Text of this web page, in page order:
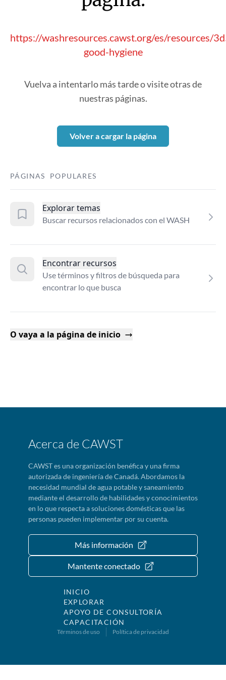
https://washresources.cawst.org/es/resources/
good-hygiene
Vuelva a intentarlo más tarde o visite otras de
nuestras páginas.
Volver a cargar la página
PÁGINAS POPULARES
Explorar temas
Buscar recursos relacionados con el WASH
Encontrar recursos
Use términos y filtros de búsqueda para
encontrar lo que busca
O vaya a la página de inicio
Acerca de CAWST
CAWST es una organización benéfica y una firma
autorizada de ingeniería de Canadá. Abordamos la
necesidad mundial de agua potable y saneamiento
mediante el desarrollo de habilidades y conocimientos
en lo que respecta a soluciones domésticas que las
personas pueden implementar por su cuenta.
Más información
Mantente conectado
INICIO
EXPLORAR
APOYO DE CONSULTORÍA
CAPACITACIÓN
Términos de uso Política de privacidad